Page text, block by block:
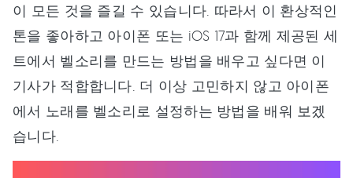
이 모든 것을 즐길 수 있습니다. 따라서 이 환상적인
톤을 좋아하고 아이폰 또는 iOS 17과 함께 제공된 세
트에서 벨소리를 만드는 방법을 배우고 싶다면 이
기사가 적합합니다. 더 이상 고민하지 않고 아이폰
에서 노래를 벨소리로 설정하는 방법을 배워 보겠
습니다.